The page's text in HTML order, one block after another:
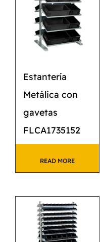
Estantería
Metálica con
gavetas
FLCA1735152
READ MORE